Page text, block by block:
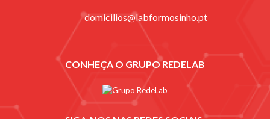
domicilios@labformosinho.pt
CONHEÇA O GRUPO REDELAB